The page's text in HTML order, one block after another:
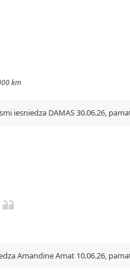
km
iesniedza DAMAS 30.06.26,
Amandine Amat 10.06.26,